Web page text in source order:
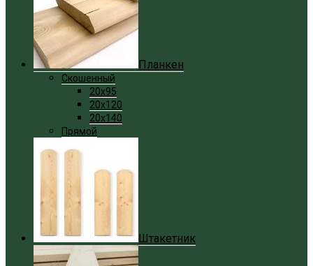
Планкен
Скошенный
20x95
20x120
20x140
Прямой
Штакетник